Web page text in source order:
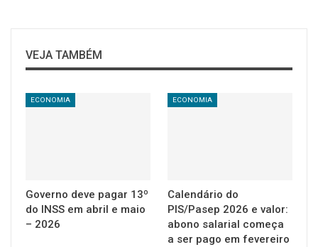
VEJA TAMBÉM
ECONOMIA
Governo deve pagar 13º
do INSS em abril e maio
– 2026
ECONOMIA
Calendário do
PIS/Pasep 2026 e valor:
abono salarial começa
a ser pago em fevereiro